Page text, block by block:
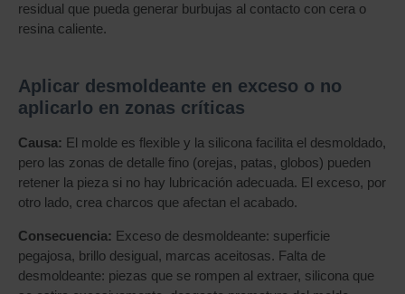
residual que pueda generar burbujas al contacto con cera o
resina caliente.
Aplicar desmoldeante en exceso o no
aplicarlo en zonas críticas
Causa: El molde es flexible y la silicona facilita el desmoldado,
pero las zonas de detalle fino (orejas, patas, globos) pueden
retener la pieza si no hay lubricación adecuada. El exceso, por
otro lado, crea charcos que afectan el acabado.
Consecuencia: Exceso de desmoldeante: superficie
pegajosa, brillo desigual, marcas aceitosas. Falta de
desmoldeante: piezas que se rompen al extraer, silicona que